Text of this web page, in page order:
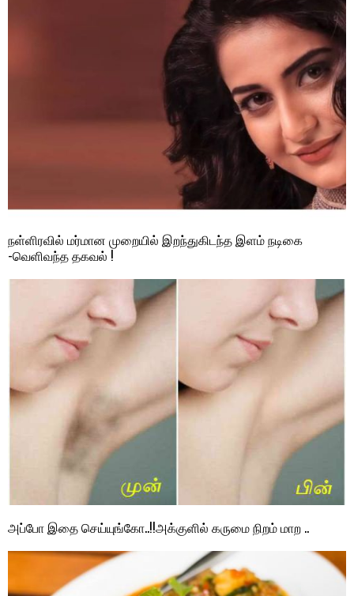
நள்ளிரவில் மர்மான முறையில் இறந்துகிடந்த இளம் நடிகை
-வெளிவந்த தகவல் !
அப்போ இதை செய்யுங்கோ..!!அக்குளில் கருமை நிறம் மாற ..